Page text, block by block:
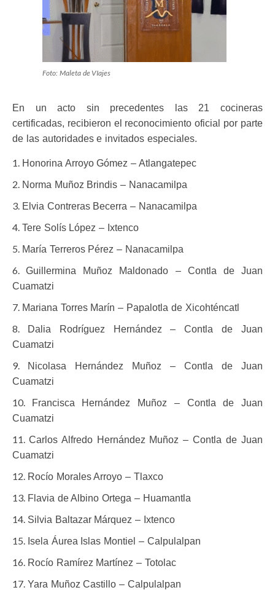
Foto: Maleta de VIajes
En un acto sin precedentes las 21 cocineras
certificadas, recibieron el reconocimiento oficial por parte
de las autoridades e invitados especiales.
Honorina Arroyo Gómez – Atlangatepec
Norma Muñoz Brindis – Nanacamilpa
Elvia Contreras Becerra – Nanacamilpa
Tere Solís López – Ixtenco
María Terreros Pérez – Nanacamilpa
Guillermina Muñoz Maldonado – Contla de Juan
Cuamatzi
Mariana Torres Marín – Papalotla de Xicohténcatl
Dalia Rodríguez Hernández – Contla de Juan
Cuamatzi
Nicolasa Hernández Muñoz – Contla de Juan
Cuamatzi
Francisca Hernández Muñoz – Contla de Juan
Cuamatzi
Carlos Alfredo Hernández Muñoz – Contla de Juan
Cuamatzi
Rocío Morales Arroyo – Tlaxco
Flavia de Albino Ortega – Huamantla
Silvia Baltazar Márquez – Ixtenco
Isela Áurea Islas Montiel – Calpulalpan
Rocío Ramírez Martínez – Totolac
Yara Muñoz Castillo – Calpulalpan